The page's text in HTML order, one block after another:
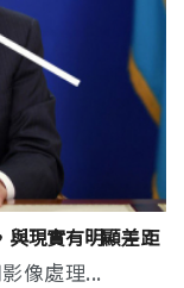
與現實有明顯差距
像處理...